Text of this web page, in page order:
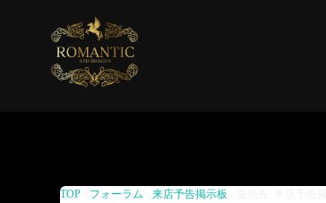
返信先: 来店予告掲示板
TOP フォーラム 来店予告掲示板